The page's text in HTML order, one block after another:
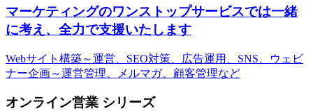
マーケティングのワンストップサービスでは一緒
に考え、全力で支援いたします
Webサイト構築～運営、SEO対策、広告運用、SNS、ウェビ
ナー企画～運営管理、メルマガ、顧客管理など
オンライン営業 シリーズ